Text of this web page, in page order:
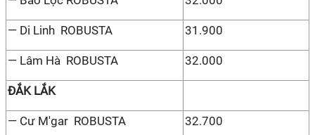
— Di Linh ROBUSTA 31.900
— Lâm Hà ROBUSTA 32.000
ĐẮK LẮK
— Cư M'gar ROBUSTA 32.700